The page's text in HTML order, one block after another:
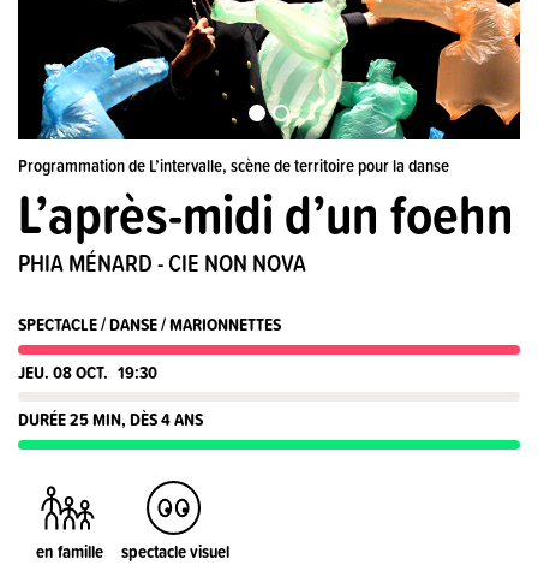
Programmation de L’intervalle, scène de territoire pour la danse
L’après-midi d’un foehn
PHIA MÉNARD - CIE NON NOVA
SPECTACLE / DANSE / MARIONNETTES
JEU. 08 OCT. 19:30
DURÉE 25 MIN, DÈS 4 ANS
en famille spectacle visuel